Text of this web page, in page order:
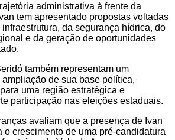
administrativa à frente da
tem apresentado propostas voltadas
da segurança hídrica, do
e da geração de oportunidades
também representam um
de sua base política,
uma região estratégica e
participação nas eleições estaduais.
avaliam que a presença de Ivan
o crescimento de uma pré-candidatura